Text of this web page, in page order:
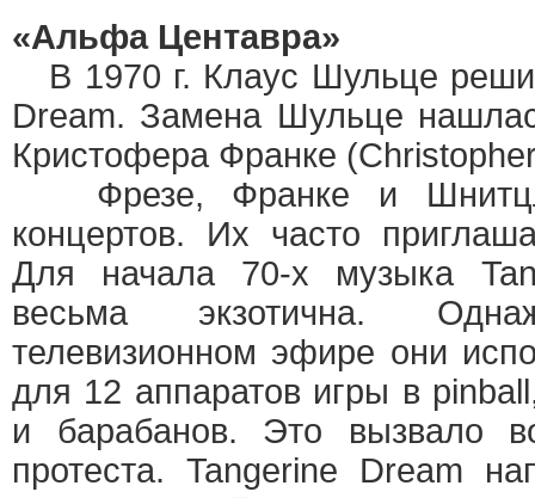
«Альфа Центавра»
В 1970 г. Клаус Шульце
Dream. Замена Шульце
Кристофера Франке
Фрезе, Франке и
концертов. Их часто
Для начала 70-х музыка
весьма экзотична.
телевизионном эфире они
для 12 аппаратов игры в
и барабанов. Это вызвало
протеста. Tangerine Dream